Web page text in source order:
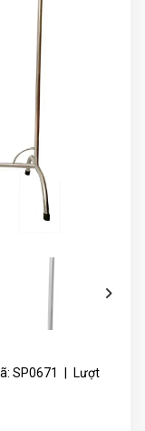
SP0671
Lượt